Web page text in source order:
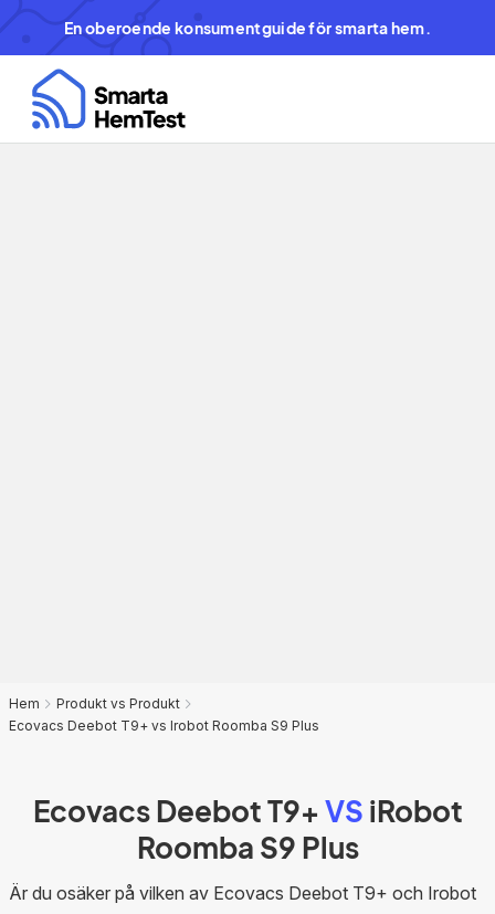
En oberoende konsumentguide för smarta hem.
Hem
Produkt vs Produkt
Ecovacs Deebot T9+ vs Irobot Roomba S9 Plus
Ecovacs Deebot T9+ VS iRobot
Roomba S9 Plus
Är du osäker på vilken av Ecovacs Deebot T9+ och Irobot